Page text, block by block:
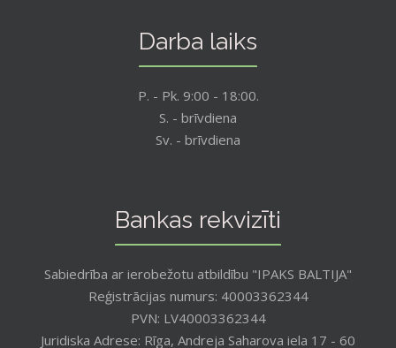
Darba laiks
P. - Pk. 9:00 - 18:00.
S. - brīvdiena
Sv. - brīvdiena
Bankas rekvizīti
Sabiedrība ar ierobežotu atbildību "IPAKS BALTIJA"
Reģistrācijas numurs: 40003362344
PVN: LV40003362344
Juridiska Adrese: Rīga, Andreja Saharova iela 17 - 60